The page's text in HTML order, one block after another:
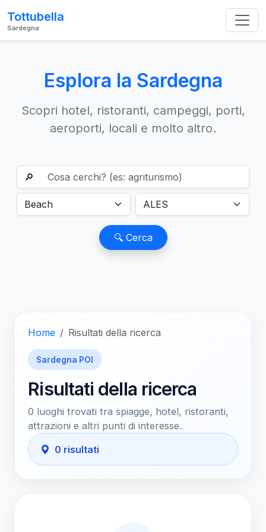
Tottubella
Sardegna
Esplora la Sardegna
Scopri hotel, ristoranti, campeggi, porti,
aeroporti, locali e molto altro.
🔎
🔍 Cerca
Home Risultati della ricerca
Sardegna POI
Risultati della ricerca
0 luoghi trovati tra spiagge, hotel, ristoranti,
attrazioni e altri punti di interesse.
0 risultati